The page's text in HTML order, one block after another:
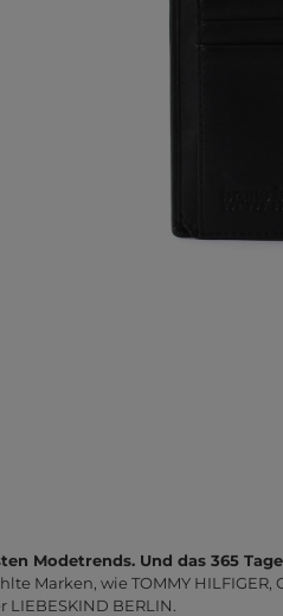
Modetrends. Und das 365
Marken, wie TOMMY HILFIGER,
BERLIN.